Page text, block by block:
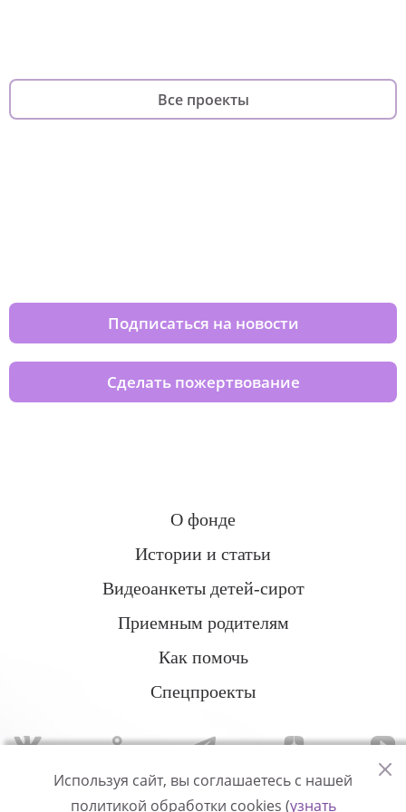
Все проекты
Подписаться на новости
Сделать пожертвование
О фонде
Истории и статьи
Видеоанкеты детей-сирот
Приемным родителям
Как помочь
Спецпроекты
Используя сайт, вы соглашаетесь с нашей
политикой обработки cookies (узнать